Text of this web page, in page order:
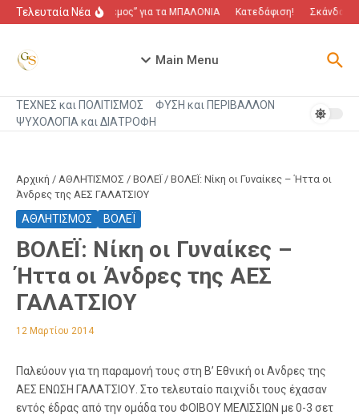
Μετάβαση στο περιεχόμενο
Τελευταία Νέα“Πόλεμος” για τα ΜΠΑΛΟΝΙΑ Κατεδάφιση! Σκάνδαλο
Main Menu
ΤΕΧΝΕΣ και ΠΟΛΙΤΙΣΜΟΣ
ΦΥΣΗ και ΠΕΡΙΒΑΛΛΟΝ
ΨΥΧΟΛΟΓΙΑ και ΔΙΑΤΡΟΦΗ
Αρχική / ΑΘΛΗΤΙΣΜΟΣ / ΒΟΛΕΪ / ΒΟΛΕΪ: Νίκη οι Γυναίκες – Ήττα οι
Άνδρες της ΑΕΣ ΓΑΛΑΤΣΙΟΥ
ΑΘΛΗΤΙΣΜΟΣ ΒΟΛΕΪ
ΒΟΛΕΪ: Νίκη οι Γυναίκες –
Ήττα οι Άνδρες της ΑΕΣ
ΓΑΛΑΤΣΙΟΥ
12 Μαρτίου 2014
Παλεύουν για τη παραμονή τους στη Β’ Εθνική οι Ανδρες της
ΑΕΣ ΕΝΩΣΗ ΓΑΛΑΤΣΙΟΥ. Στο τελευταίο παιχνίδι τους έχασαν
εντός έδρας από την ομάδα του ΦΟΙΒΟΥ ΜΕΛΙΣΣΙΩΝ με 0-3 σετ